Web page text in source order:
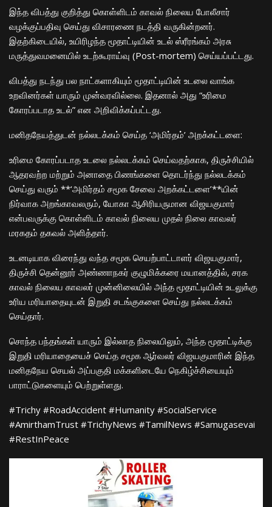
​இந்த விபத்து குறித்து கொள்ளிடம் காவல் நிலைய போலீசார்
வழக்குப்பதிவு செய்து விசாரணை நடத்தி வருகின்றனர்.
இதற்கிடையில், உயிரிழந்த மூதாட்டியின் உடல் ஸ்ரீரங்கம் அரசு
மருத்துவமனையில் உடற்கூராய்வு (Post-mortem) செய்யப்பட்டது.
​விபத்து நடந்து பல நாட்களாகியும் மூதாட்டியின் உடலை வாங்க
உறவினர்கள் யாரும் முன்வரவில்லை. இதனால் அது “உரிமை
கோரப்படாத உடல்” என அறிவிக்கப்பட்டது.
​மனிதநேயத்துடன் நல்லடக்கம் செய்த ‘அமிர்தம்’ அறக்கட்டளை:
​உரிமை கோரப்படாத உடலை நல்லடக்கம் செய்வதற்காக, திருச்சியில்
ஆதரவற்ற மற்றும் அனாதை பிணங்களை தொடர்ந்து நல்லடக்கம்
செய்து வரும் **‘அமிர்தம் சமூக சேவை அறக்கட்டளை’**யின்
நிர்வாக அறங்காவலரும், யோகா ஆசிரியருமான விஜயகுமார்
என்பவருக்கு கொள்ளிடம் காவல் நிலைய முதல் நிலை காவலர்
மரகதம் தகவல் அளித்தார்.
​உடனடியாக விரைந்து வந்த சமூக செயற்பாட்டாளர் விஜயகுமார்,
திருச்சி தென்னூர் அண்ணாநகர் குழுமிக்கரை மயானத்தில், சரக
காவல் நிலைய காவலர் முன்னிலையில் அந்த மூதாட்டியின் உடலுக்கு
உரிய மரியாதையுடன் இறுதி சடங்குகளை செய்து நல்லடக்கம்
செய்தார்.
​சொந்த பந்தங்கள் யாரும் இல்லாத நிலையிலும், அந்த மூதாட்டிக்கு
இறுதி மரியாதையைச் செய்த சமூக ஆர்வலர் விஜயகுமாரின் இந்த
மனிதநேய செயல் அப்பகுதி மக்களிடையே நெகிழ்ச்சியையும்
பாராட்டுகளையும் பெற்றுள்ளது.
​#Trichy #RoadAccident #Humanity #SocialService
#AmirthamTrust #TrichyNews #TamilNews #Samugasevai
#RestInPeace